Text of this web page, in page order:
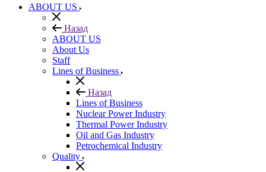
ABOUT US
Назад
ABOUT US
About Us
Staff
Lines of Business
Назад
Lines of Business
Nuclear Power Industry
Thermal Power Industry
Oil and Gas Industry
Petrochemical Industry
Quality